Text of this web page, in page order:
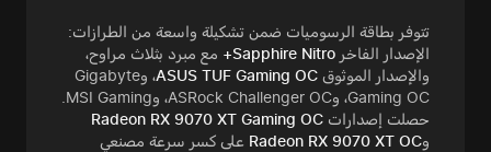
تتوفر بطاقة الرسوميات ضمن تشكيلة واسعة من الطرازات:
الإصدار الفاخر Sapphire Nitro+
مع مبرد بثلاث مراوح،
والإصدار الموثوق ASUS TUF Gaming OC
، وGigabyte
حصلت إصدارات Radeon RX 9070 XT Gaming OC
وRadeon RX 9070 XT OC على كسر سرعة مصنعي